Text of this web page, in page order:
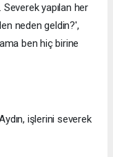
yapılan her
neden geldin?',
ben hiç birine
işlerini severek